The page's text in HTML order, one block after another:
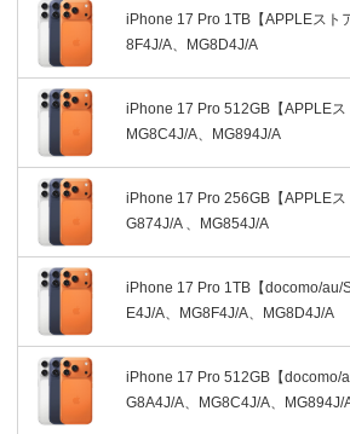
iPhone 17 Pro 1TB【APPLEスト
8F4J/A、MG8D4J/A
iPhone 17 Pro 512GB【APPLEス
MG8C4J/A、MG894J/A
iPhone 17 Pro 256GB【APPLEス
G874J/A 、MG854J/A
iPhone 17 Pro 1TB【docomo/au/
E4J/A、MG8F4J/A、MG8D4J/A
iPhone 17 Pro 512GB【docomo/
G8A4J/A、MG8C4J/A、MG894J/